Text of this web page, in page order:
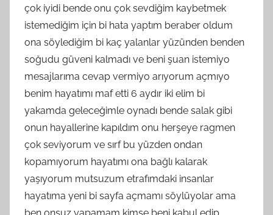
çok iyidi bende onu çok sevdiğim kaybetmek
istemediğim için bi hata yaptım beraber oldum
ona söylediğim bi kaç yalanlar yüzünden benden
soğudu güveni kalmadı ve beni şuan istemiyo
mesajlarıma cevap vermiyo arıyorum açmıyo
benim hayatımı maf etti 6 aydır iki elim bi
yakamda geleceğimle oynadı bende salak gibi
onun hayallerine kapıldım onu herşeye ragmen
çok seviyorum ve sırf bu yüzden ondan
kopamıyorum hayatımı ona bağlı kalarak
yaşıyorum mutsuzum etrafımdaki insanlar
hayatıma yeni bi sayfa açmamı söylüyolar ama